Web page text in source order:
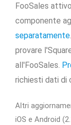
FooSales
componente
separatamente
provare
all'FooSales.
richiesti dati di
Altri
iOS e Android